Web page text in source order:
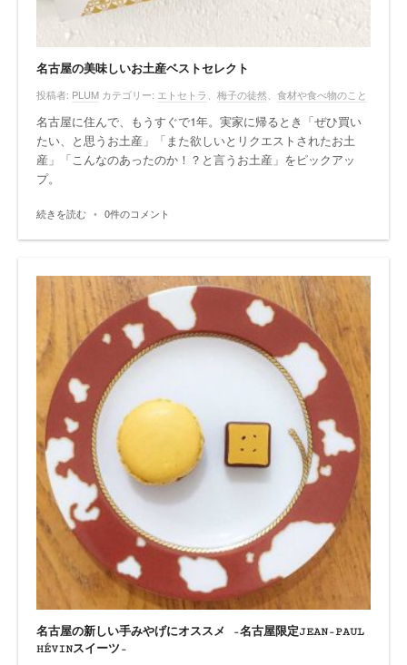
名古屋の美味しいお土産ベストセレクト
投稿者: PLUM カテゴリー: エトセトラ 梅子の徒然 食材や食べ物のこと
名古屋に住んで、もうすぐで1年。実家に帰るとき「ぜひ買い
たい、と思うお土産」「また欲しいとリクエストされたお土
産」「こんなのあったのか！？と言うお土産」をピックアッ
プ。
続きを読む • 0件のコメント
名古屋の新しい手みやげにオススメ -名古屋限定JEAN-PAUL
HÉVINスイーツ-